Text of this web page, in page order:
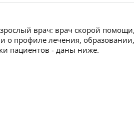
врач: врач скорой
о профиле лечения, образовании,
пациентов - даны ниже.